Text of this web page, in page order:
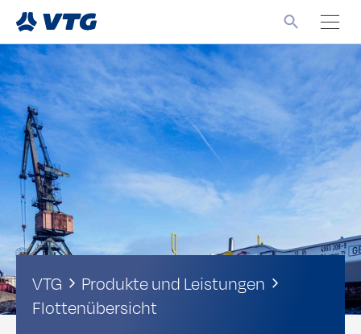
VTG
Produkte und Leistungen
Flottenübersicht